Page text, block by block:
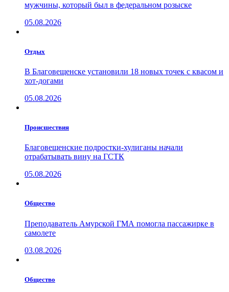
мужчины, который был в федеральном розыске
05.08.2026
Отдых
В Благовещенске установили 18 новых точек с квасом и
хот-догами
05.08.2026
Проиcшествия
Благовещенские подростки-хулиганы начали
отрабатывать вину на ГСТК
05.08.2026
Общество
Преподаватель Амурской ГМА помогла пассажирке в
самолете
03.08.2026
Общество